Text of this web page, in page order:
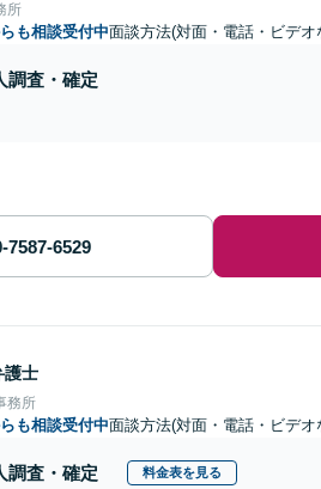
所
も相談受付中面談方法(対面・電話・ビデオ
調査・確定
護士
務所
も相談受付中面談方法(対面・電話・ビデオ
調査・確定 料金表を見る